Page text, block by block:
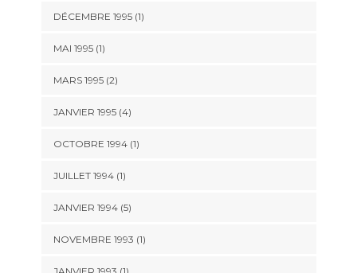
DÉCEMBRE 1995 (1)
MAI 1995 (1)
MARS 1995 (2)
JANVIER 1995 (4)
OCTOBRE 1994 (1)
JUILLET 1994 (1)
JANVIER 1994 (5)
NOVEMBRE 1993 (1)